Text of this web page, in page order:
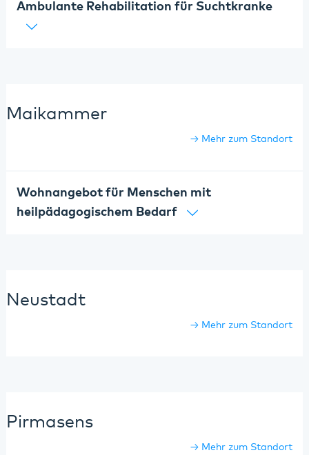
Ambulante Rehabilitation für Suchtkranke
Maikammer
Mehr zum Standort
Wohnangebot für Menschen mit
heilpädagogischem Bedarf
Neustadt
Mehr zum Standort
Pirmasens
Mehr zum Standort